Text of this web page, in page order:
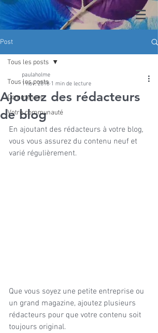
Post
Tous les posts
Commencer
Votre communauté
Tous les posts
Ajoutez des rédacteurs
de blog
paulaholme
1 nov. 2018 1 min de lecture
En ajoutant des rédacteurs à votre blog,
vous vous assurez du contenu neuf et
varié régulièrement.
Que vous soyez une petite entreprise ou
un grand magazine, ajoutez plusieurs
rédacteurs pour que votre contenu soit
toujours original.